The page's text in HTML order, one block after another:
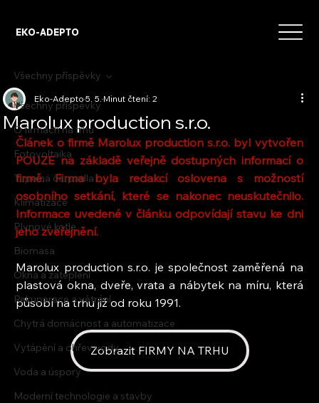
EKO-ADEPTO
Všechny příspěvky
O firmách na trhu
Fotovoltaika
Tepelná čerpadla
Klimatizace
Plynové kotle
Biomasa
Okna a zateplení
Rekuperace a větrání
Chytrá domácnost a automatizace
Vytápění a ohřev vody
Voda a úspory
Moderní technologie a stavby
Všechny příspěvky
Marolux production s.r.o.
Eko-Adepto5. 5.Minut čtení: 2
Článek o firmě Marolux production s.r.o. byl vytvořen
POUZE na základě veřejně dostupných informací o
firmě. Firma byla redakcí oslovena s možností
osobního setkání, které se nakonec neuskutečnilo.
Informace uvedené v článku odpovídají stavu ke dni
jeho zveřejnění.
Marolux production s.r.o. je společnost zaměřená na
plastová okna, dveře, vrata a nábytek na míru, která
působí na trhu již od roku 1991.
Zobrazit FIRMY NA TRHU